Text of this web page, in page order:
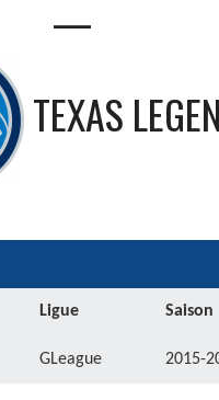
—
TEXAS
Ligue Saison
GLeague 2015-